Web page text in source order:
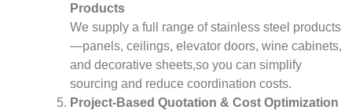
Products
We supply a full range of stainless steel products
—panels, ceilings, elevator doors, wine cabinets,
and decorative sheets,so you can simplify
sourcing and reduce coordination costs.
Project-Based Quotation & Cost Optimization